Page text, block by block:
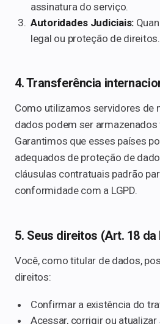
assinatura do serviço.
Autoridades Judiciais:
legal ou proteção de direitos.
4. Transferência
Como utilizamos servidores de
dados podem ser
Garantimos que esses países
adequados de proteção de
cláusulas contratuais padrão
conformidade com a LGPD.
5. Seus direitos (Art. 18 da
Você, como titular de dados,
direitos:
Confirmar a existência do
Acessar, corrigir ou atualizar